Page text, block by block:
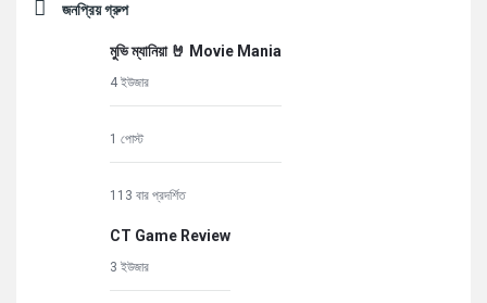
জনপ্রিয় গ্রুপ
মুভি ম্যানিয়া 🤘 Movie Mania
4 ইউজার
1 পোস্ট
113 বার প্রদর্শিত
CT Game Review
3 ইউজার